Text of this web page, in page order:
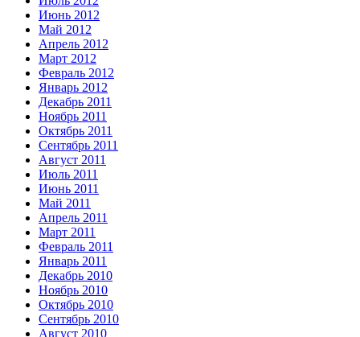
Июнь 2012
Май 2012
Апрель 2012
Март 2012
Февраль 2012
Январь 2012
Декабрь 2011
Ноябрь 2011
Октябрь 2011
Сентябрь 2011
Август 2011
Июль 2011
Июнь 2011
Май 2011
Апрель 2011
Март 2011
Февраль 2011
Январь 2011
Декабрь 2010
Ноябрь 2010
Октябрь 2010
Сентябрь 2010
Август 2010